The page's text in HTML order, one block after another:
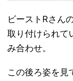
ビーストRさん
取り付けられて
み合わせ。
この後ろ姿を見